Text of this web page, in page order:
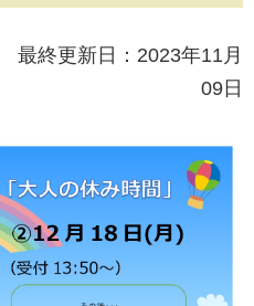
終更新日：2023年11月
09日